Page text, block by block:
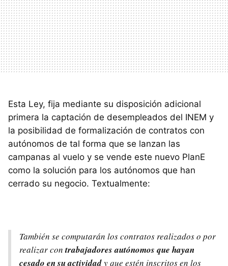
Esta Ley, fija mediante su disposición adicional
primera la captación de desempleados del INEM y
la posibilidad de formalización de contratos con
autónomos de tal forma que se lanzan las
campanas al vuelo y se vende este nuevo PlanE
como la solución para los autónomos que han
cerrado su negocio. Textualmente:
También se computarán los contratos realizados o por
realizar contrabajadores autónomos que hayan
cesado en su actividady que estén inscritos en los